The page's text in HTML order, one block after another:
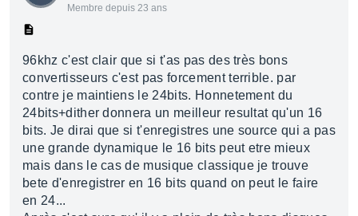
Membre depuis 23 ans
96khz c'est clair que si t'as pas des très bons
convertisseurs c'est pas forcement terrible. par
contre je maintiens le 24bits. Honnetement du
24bits+dither donnera un meilleur resultat qu'un 16
bits. Je dirai que si t'enregistres une source qui a pas
une grande dynamique le 16 bits peut etre mieux
mais dans le cas de musique classique je trouve
bete d'enregistrer en 16 bits quand on peut le faire
en 24...